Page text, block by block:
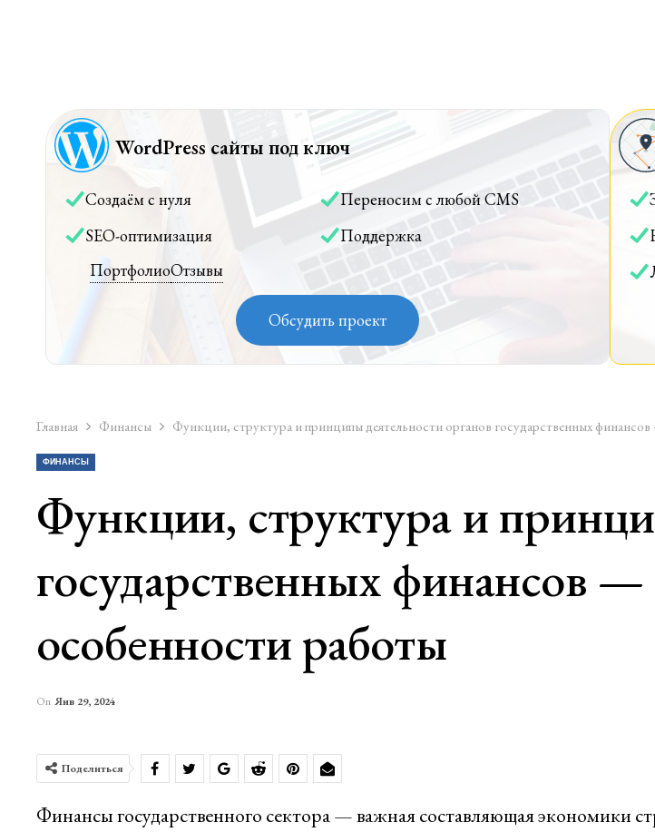
WordPress сайты под ключ
Создаём с нуля
Переносим с любой CMS
SEO-оптимизация
Поддержка
ПортфолиоОтзывы
Обсудить проект
Главная Финансы Функции, структура и принципы деятельности органов государственных
ФИНАНСЫ
Функции, структура и
государственных финансов
особенности работы
On Янв 29, 2024
Поделиться
Финансы государственного сектора — важная составляющая экономики